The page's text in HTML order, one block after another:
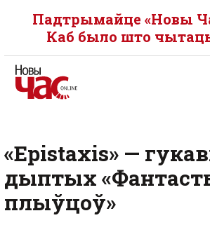
Падтрымайце «Новы
Каб было што
«Epistaxis» —
дыптых
плыўцоў»